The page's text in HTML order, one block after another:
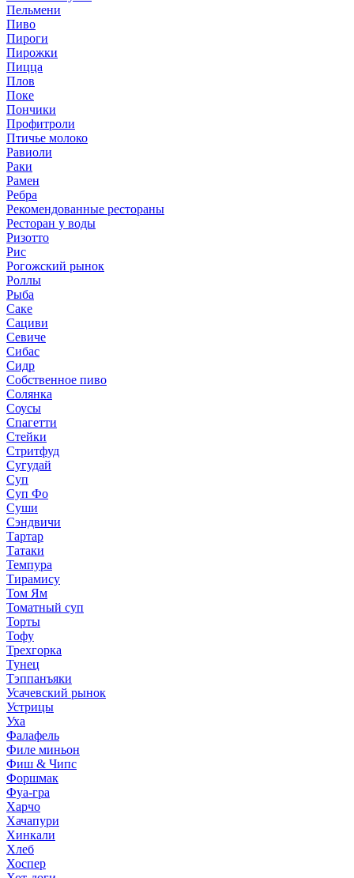
Пельмени
Пиво
Пироги
Пирожки
Пицца
Плов
Поке
Пончики
Профитроли
Птичье молоко
Равиоли
Раки
Рамен
Ребра
Рекомендованные рестораны
Ресторан у воды
Ризотто
Рис
Рогожский рынок
Роллы
Рыба
Саке
Сациви
Севиче
Сибас
Сидр
Собственное пиво
Солянка
Соусы
Спагетти
Стейки
Стритфуд
Сугудай
Суп
Суп Фо
Суши
Сэндвичи
Тартар
Татаки
Темпура
Тирамису
Том Ям
Томатный суп
Торты
Тофу
Трехгорка
Тунец
Тэппанъяки
Усачевский рынок
Устрицы
Уха
Фалафель
Филе миньон
Фиш & Чипс
Форшмак
Фуа-гра
Харчо
Хачапури
Хинкали
Хлеб
Хоспер